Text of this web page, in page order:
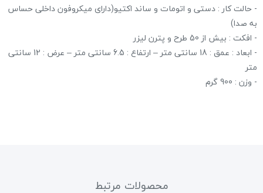
- حالت کار : دستی و اتومات و ساند اکتیو(دارای میکروفون داخلی حساس
به صدا)
- افکت : بیش از 50 طرح و پترن لیزر
- ابعاد : عمق : 18 سانتی متر – ارتفاع : 6.5 سانتی متر – عرض : 12 سانتی
متر
- وزن : 900 گرم
محصولات مرتبط